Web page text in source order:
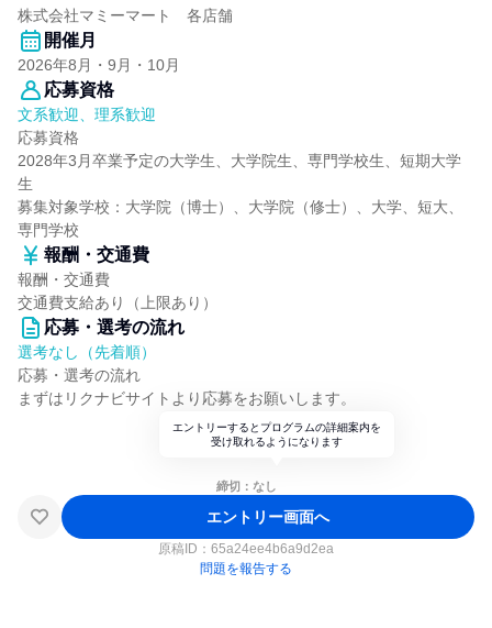
株式会社マミーマート 各店舗
開催月
2026年8月・9月・10月
応募資格
文系歓迎、理系歓迎
応募資格
2028年3月卒業予定の大学生、大学院生、専門学校生、短期大学
生
募集対象学校：大学院（博士）、大学院（修士）、大学、短大、
専門学校
報酬・交通費
報酬・交通費
交通費支給あり（上限あり）
応募・選考の流れ
選考なし（先着順）
応募・選考の流れ
まずはリクナビサイトより応募をお願いします。
エントリーするとプログラムの詳細案内を
受け取れるようになります
締切：なし
エントリー画面へ
原稿ID： 65a24ee4b6a9d2ea
問題を報告する